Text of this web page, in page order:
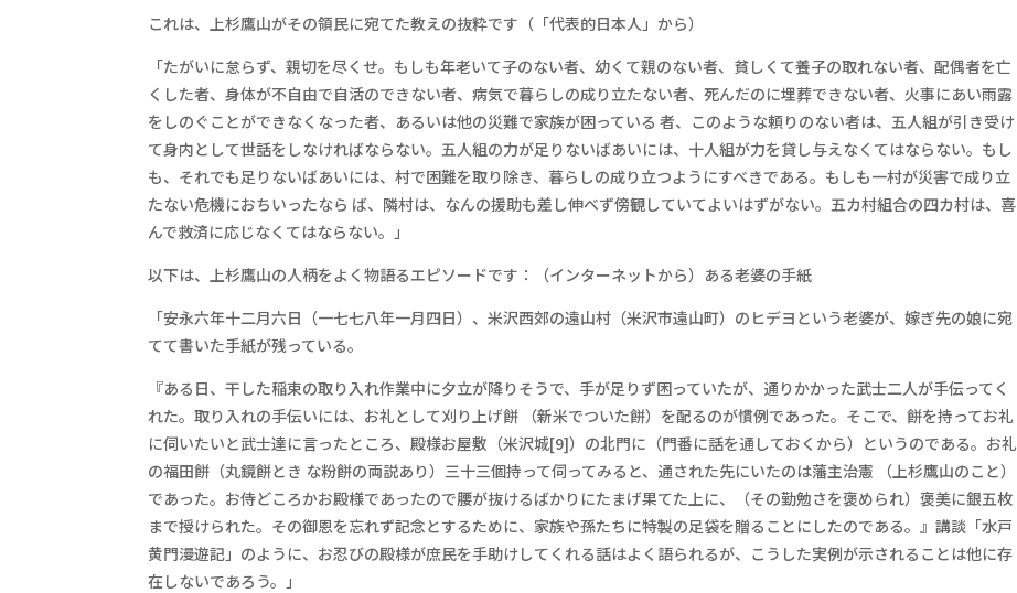
これは、上杉鷹山がその領民に宛てた教えの抜粋です（「代表的日本人」から）
「たがいに怠らず、親切を尽くせ。もしも年老いて子のない者、幼くて親のない者、貧しくて養子の取れない者、配偶者を亡
くした者、身体が不自由で自活のできない者、病気で暮らしの成り立たない者、死んだのに埋葬できない者、火事にあい雨露
をしのぐことができなくなった者、あるいは他の災難で家族が困っている 者、このような頼りのない者は、五人組が引き受け
て身内として世話をしなければならない。五人組の力が足りないばあいには、十人組が力を貸し与えなくてはならない。もし
も、それでも足りないばあいには、村で困難を取り除き、暮らしの成り立つようにすべきである。もしも一村が災害で成り立
たない危機におちいったなら ば、隣村は、なんの援助も差し伸べず傍観していてよいはずがない。五カ村組合の四カ村は、喜
んで救済に応じなくてはならない。」
以下は、上杉鷹山の人柄をよく物語るエピソードです：（インターネットから）ある老婆の手紙
「安永六年十二月六日（一七七八年一月四日）、米沢西郊の遠山村（米沢市遠山町）のヒデヨという老婆が、嫁ぎ先の娘に宛
てて書いた手紙が残っている。
『ある日、干した稲束の取り入れ作業中に夕立が降りそうで、手が足りず困っていたが、通りかかった武士二人が手伝ってく
れた。取り入れの手伝いには、お礼として刈り上げ餅 （新米でついた餅）を配るのが慣例であった。そこで、餅を持ってお礼
に伺いたいと武士達に言ったところ、殿様お屋敷（米沢城[9]）の北門に（門番に話を通しておくから）というのである。お礼
の福田餅（丸鏡餅とき な粉餅の両説あり）三十三個持って伺ってみると、通された先にいたのは藩主治憲 （上杉鷹山のこと）
であった。お侍どころかお殿様であったので腰が抜けるばかりにたまげ果てた上に、（その勤勉さを褒められ）褒美に銀五枚
まで授けられた。その御恩を忘れず記念とするために、家族や孫たちに特製の足袋を贈ることにしたのである。』講談「水戸
黄門漫遊記」のように、お忍びの殿様が庶民を手助けしてくれる話はよく語られるが、こうした実例が示されることは他に存
在しないであろう。」